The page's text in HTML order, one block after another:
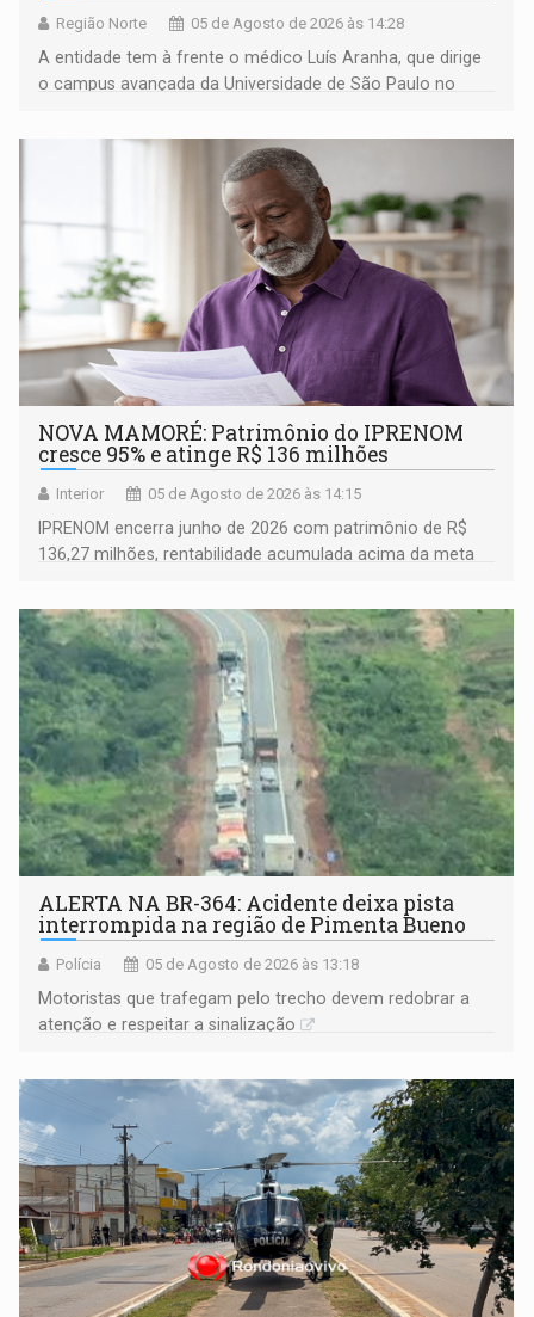
Região Norte 05 de Agosto de 2026 às 14:28
A entidade tem à frente o médico Luís Aranha, que dirige
o campus avançada da Universidade de São Paulo no
NOVA MAMORÉ: Patrimônio do IPRENOM
cresce 95% e atinge R$ 136 milhões
Interior 05 de Agosto de 2026 às 14:15
IPRENOM encerra junho de 2026 com patrimônio de R$
136,27 milhões, rentabilidade acumulada acima da meta
ALERTA NA BR-364: Acidente deixa pista
interrompida na região de Pimenta Bueno
Polícia 05 de Agosto de 2026 às 13:18
​Motoristas que trafegam pelo trecho devem redobrar a
atenção e respeitar a sinalização